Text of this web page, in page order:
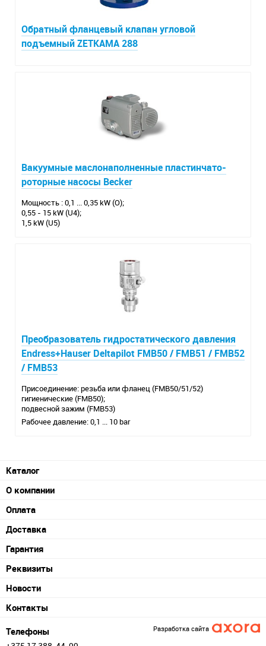
Обратный фланцевый клапан угловой
подъемный ZETKAMA 288
Вакуумные маслонаполненные пластинчато-
роторные насосы Becker
Мощность : 0,1 ... 0,35 kW (O);
0,55 - 15 kW (U4);
1,5 kW (U5)
Преобразователь гидростатического давления
Endress+Hauser Deltapilot FMB50 / FMB51 / FMB52
/ FMB53
Присоединение: резьба или фланец (FMB50/51/52)
гигиенические (FMB50);
подвесной зажим (FMB53)
Рабочее давление: 0,1 ... 10 bar
Каталог
О компании
Оплата
Доставка
Гарантия
Реквизиты
Новости
Контакты
Телефоны
Разработка сайта